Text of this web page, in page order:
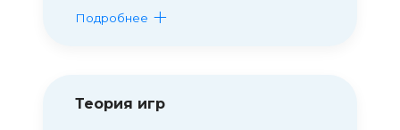
Подробнее
Теория игр